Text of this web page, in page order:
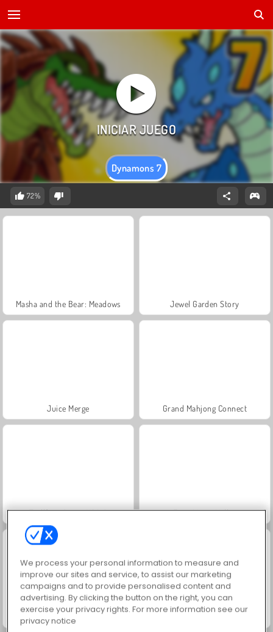
Dynamons 7
72%
Masha and the Bear: Meadows Jewel Garden Story
Juice Merge Grand Mahjong Connect
Trollface Quest: USA 2 Farm Merge Valley
Scala 40
We process your personal information to measure and
improve our sites and service, to assist our marketing
campaigns and to provide personalised content and
advertising. By clicking the button on the right, you can
exercise your privacy rights. For more information see our
privacy notice